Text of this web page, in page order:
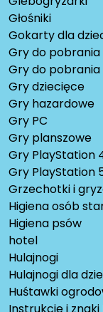
Głośniki
Gokarty dla
Gry do
Gry do pobrania
Gry dziecięce
Gry hazardowe
Gry PC
Gry planszowe
Gry PlayStation
Gry PlayStation
Grzechotki i
Higiena osób
Higiena psów
hotel
Hulajnogi
Hulajnogi dla
Huśtawki